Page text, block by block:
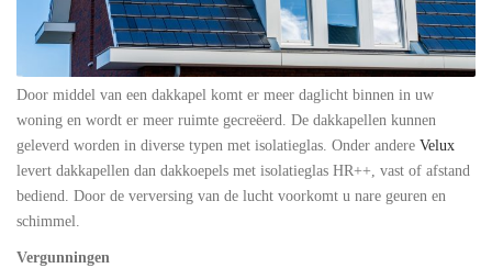
Door middel van een dakkapel komt er meer daglicht binnen in uw
woning en wordt er meer ruimte gecreëerd. De dakkapellen kunnen
geleverd worden in diverse typen met isolatieglas. Onder andere Velux
levert dakkapellen dan dakkoepels met isolatieglas HR++, vast of afstand
bediend. Door de verversing van de lucht voorkomt u nare geuren en
schimmel.
Vergunningen